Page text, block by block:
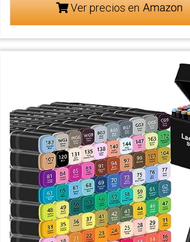
Ver precios en